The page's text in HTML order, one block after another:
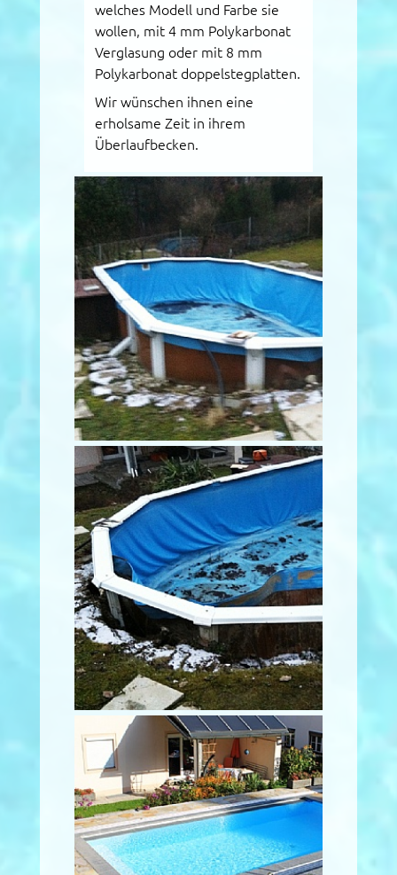
welches Modell und Farbe sie
wollen, mit 4 mm Polykarbonat
Verglasung oder mit 8 mm
Polykarbonat doppelstegplatten.
Wir wünschen ihnen eine
erholsame Zeit in ihrem
Überlaufbecken.